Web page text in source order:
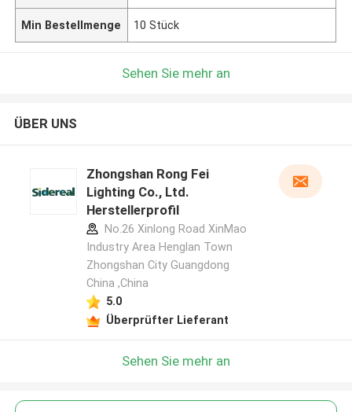
Min Bestellmenge 10 Stück
Sehen Sie mehr an
ÜBER UNS
Zhongshan Rong Fei
Lighting Co., Ltd.
Herstellerprofil
No.26 Xinlong Road XinMao
Industry Area Henglan Town
Zhongshan City Guangdong
China ,China
5.0
Überprüfter Lieferant
Sehen Sie mehr an